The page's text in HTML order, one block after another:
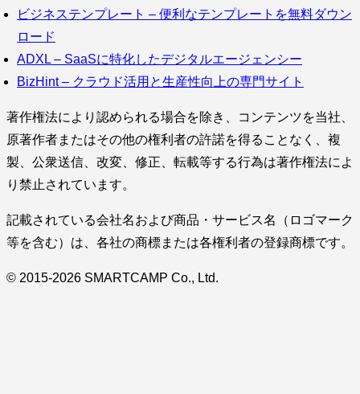
ビジネステンプレート – 便利なテンプレートを無料ダウン
ロード
ADXL – SaaSに特化したデジタルエージェンシー
BizHint – クラウド活用と生産性向上の専門サイト
著作権法により認められる場合を除き、コンテンツを当社、
原著作者またはその他の権利者の許諾を得ることなく、複
製、公衆送信、改変、修正、転載等する行為は著作権法によ
り禁止されています。
記載されている会社名および商品・サービス名（ロゴマーク
等を含む）は、各社の商標または各権利者の登録商標です。
© 2015-2026 SMARTCAMP Co., Ltd.